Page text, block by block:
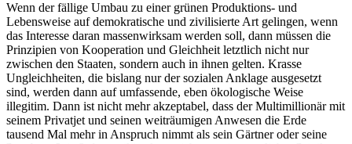
Wenn der fällige Umbau zu einer grünen Produktions- und
Lebensweise auf demokratische und zivilisierte Art gelingen, wenn
das Interesse daran massenwirksam werden soll, dann müssen die
Prinzipien von Kooperation und Gleichheit letztlich nicht nur
zwischen den Staaten, sondern auch in ihnen gelten. Krasse
Ungleichheiten, die bislang nur der sozialen Anklage ausgesetzt
sind, werden dann auf umfassende, eben ökologische Weise
illegitim. Dann ist nicht mehr akzeptabel, dass der Multimillionär mit
seinem Privatjet und seinen weiträumigen Anwesen die Erde
tausend Mal mehr in Anspruch nimmt als sein Gärtner oder seine